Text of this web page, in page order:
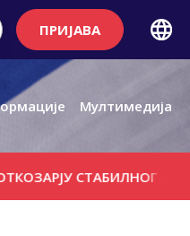
ПРИЈАВА
Мултимедија
СTАБИЛНОГ